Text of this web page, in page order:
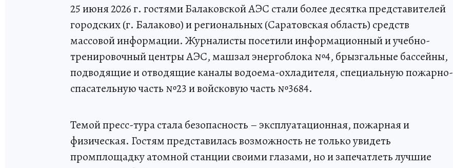
25 июня 2026 г. гостями Балаковской АЭС стали более десятка представителей
городских (г. Балаково) и региональных (Саратовская область) средств
массовой информации. Журналисты посетили информационный и учебно-
тренировочный центры АЭС, машзал энергоблока №4, брызгальные бассейны,
подводящие и отводящие каналы водоема-охладителя, специальную пожарно-
спасательную часть №23 и войсковую часть №3684.
Темой пресс-тура стала безопасность – эксплуатационная, пожарная и
физическая. Гостям представилась возможность не только увидеть
промплощадку атомной станции своими глазами, но и запечатлеть лучшие